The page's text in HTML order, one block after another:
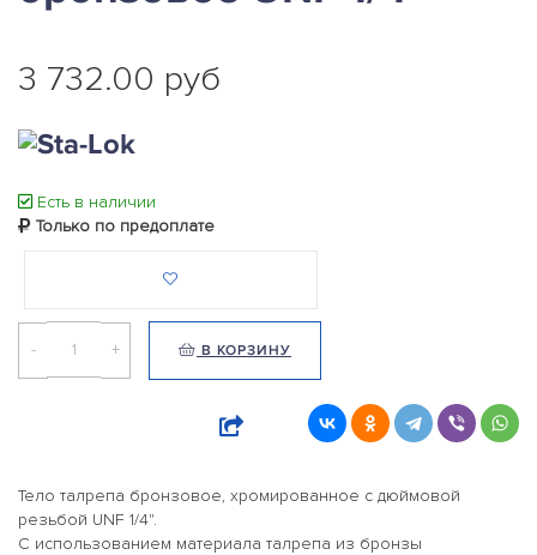
3 732.00 руб
Есть в наличии
Только по предоплате
- + В КОРЗИНУ
Тело талрепа бронзовое, хромированное с дюймовой
резьбой UNF 1/4".
С использованием материала талрепа из бронзы